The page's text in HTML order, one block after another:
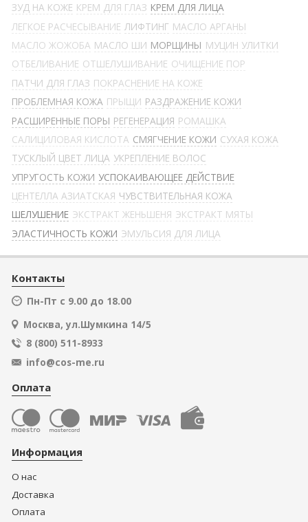
ЗУД НА КОЖЕ КРЕМ ДЛЯ ГЛАЗ КРЕМ ДЛЯ ЛИЦА
ЛЕГКОЕ РАСЧЕСЫВАНИЕ ЛИФТИНГ МАСЛО АРГАНЫ
МАСЛО ЖОЖОБА МАСЛО ШИ МОРЩИНЫ МУЦИН УЛИТКИ
ОТБЕЛИВАНИЕ ОТШЕЛУШИВАНИЕ ОЧИЩЕНИЕ ПОР
ПАТЧИ ДЛЯ ГЛАЗ ПОКРАСНЕНИЕ НА КОЖЕ
ПРОБЛЕМНАЯ КОЖА ПРЫЩИ РАЗДРАЖЕНИЕ КОЖИ
РАСШИРЕННЫЕ ПОРЫ РЕГЕНЕРАЦИЯ РОМАШКА
САЛИЦИЛОВАЯ КИСЛОТА СМЯГЧЕНИЕ КОЖИ СУХАЯ КОЖА
ТУСКЛЫЙ ЦВЕТ ЛИЦА УКРЕПЛЕНИЕ ВОЛОС
УПРУГОСТЬ КОЖИ УСПОКАИВАЮЩЕЕ ДЕЙСТВИЕ
ЦЕНТЕЛЛА АЗИАТСКАЯ ЧУВСТВИТЕЛЬНАЯ КОЖА
ШЕЛУШЕНИЕ ЭКСТРАКТ ЖЕНЬШЕНЯ ЭКСТРАКТ МЯТЫ
ЭЛАСТИЧНОСТЬ КОЖИ ЭМУЛЬСИЯ ДЛЯ ЛИЦА
Контакты
Пн-Пт с 9.00 до 18.00
Москва, ул.Шумкина 14/5
8 (800) 511-8933
info@cos-me.ru
Оплата
Информация
О нас
Доставка
Оплата